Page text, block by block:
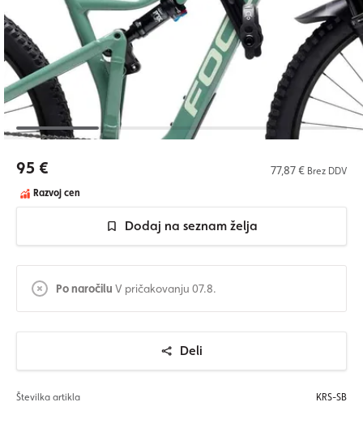
95 € 77,87 € Brez DDV
Razvoj cen
Dodaj na seznam želja
Po naročilu V pričakovanju 07.8.
Deli
Številka artikla KRS-SB